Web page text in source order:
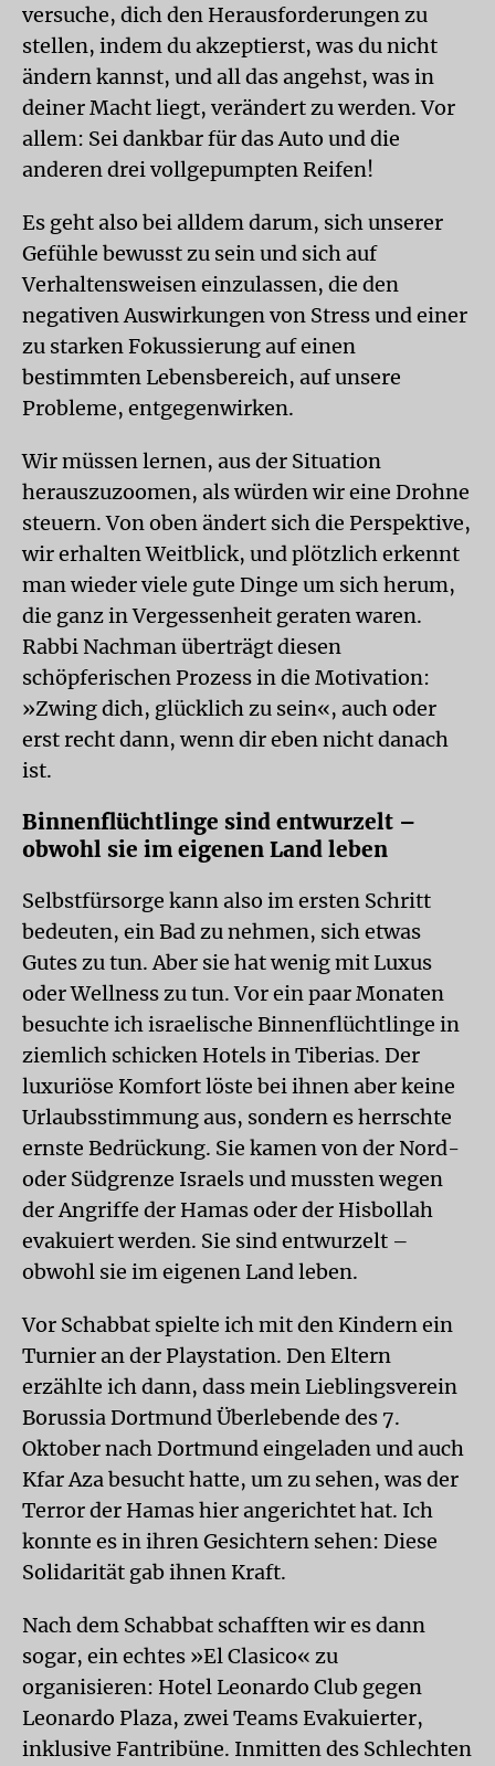
versuche, dich den Herausforderungen zu
stellen, indem du akzeptierst, was du nicht
ändern kannst, und all das angehst, was in
deiner Macht liegt, verändert zu werden. Vor
allem: Sei dankbar für das Auto und die
anderen drei vollgepumpten Reifen!
Es geht also bei alldem darum, sich unserer
Gefühle bewusst zu sein und sich auf
Verhaltensweisen einzulassen, die den
negativen Auswirkungen von Stress und einer
zu starken Fokussierung auf einen
bestimmten Lebensbereich, auf unsere
Probleme, entgegenwirken.
Wir müssen lernen, aus der Situation
herauszuzoomen, als würden wir eine Drohne
steuern. Von oben ändert sich die Perspektive,
wir erhalten Weitblick, und plötzlich erkennt
man wieder viele gute Dinge um sich herum,
die ganz in Vergessenheit geraten waren.
Rabbi Nachman überträgt diesen
schöpferischen Prozess in die Motivation:
»Zwing dich, glücklich zu sein«, auch oder
erst recht dann, wenn dir eben nicht danach
ist.
Binnenflüchtlinge sind entwurzelt –
obwohl sie im eigenen Land leben
Selbstfürsorge kann also im ersten Schritt
bedeuten, ein Bad zu nehmen, sich etwas
Gutes zu tun. Aber sie hat wenig mit Luxus
oder Wellness zu tun. Vor ein paar Monaten
besuchte ich israelische Binnenflüchtlinge in
ziemlich schicken Hotels in Tiberias. Der
luxuriöse Komfort löste bei ihnen aber keine
Urlaubsstimmung aus, sondern es herrschte
ernste Bedrückung. Sie kamen von der Nord-
oder Südgrenze Israels und mussten wegen
der Angriffe der Hamas oder der Hisbollah
evakuiert werden. Sie sind entwurzelt –
obwohl sie im eigenen Land leben.
Vor Schabbat spielte ich mit den Kindern ein
Turnier an der Playstation. Den Eltern
erzählte ich dann, dass mein Lieblingsverein
Borussia Dortmund Überlebende des 7.
Oktober nach Dortmund eingeladen und auch
Kfar Aza besucht hatte, um zu sehen, was der
Terror der Hamas hier angerichtet hat. Ich
konnte es in ihren Gesichtern sehen: Diese
Solidarität gab ihnen Kraft.
Nach dem Schabbat schafften wir es dann
sogar, ein echtes »El Clasico« zu
organisieren: Hotel Leonardo Club gegen
Leonardo Plaza, zwei Teams Evakuierter,
inklusive Fantribüne. Inmitten des Schlechten